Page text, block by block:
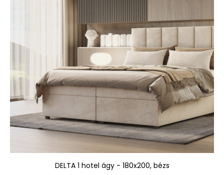
DELTA 1 hotel ágy - 180x200, bézs